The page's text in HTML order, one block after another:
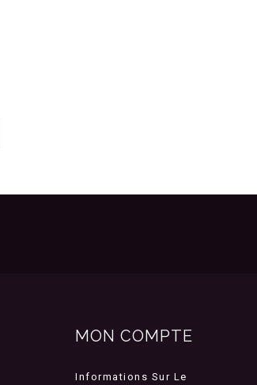
MON COMPTE
Informations Sur Le